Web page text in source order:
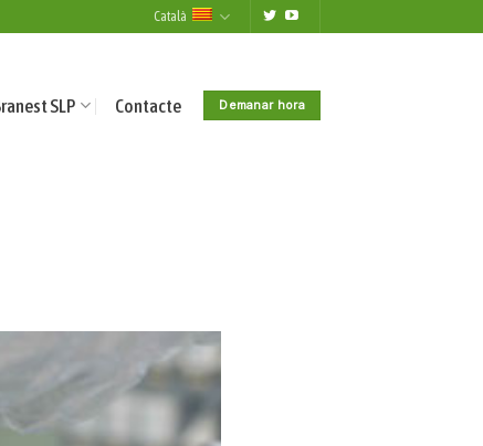
Català
SLP Contacte Demanar hora